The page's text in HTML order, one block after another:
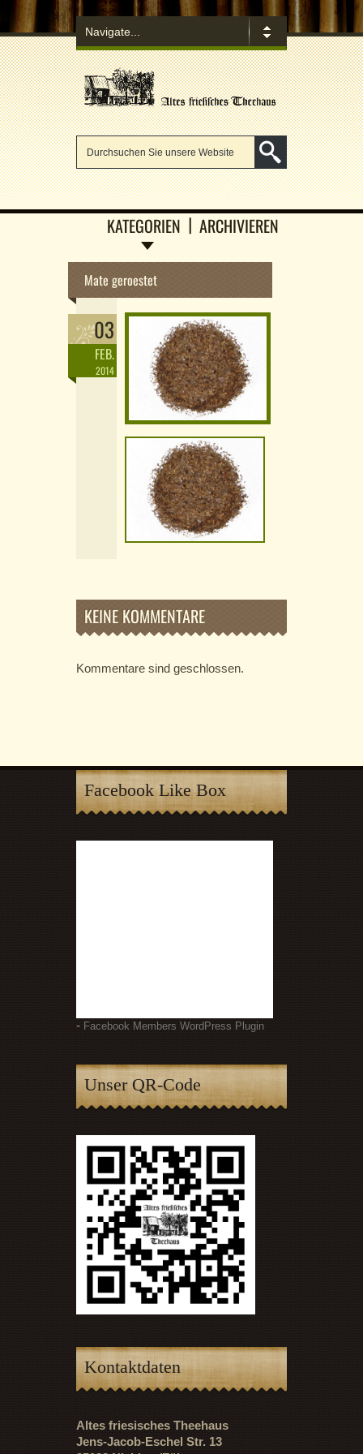
KATEGORIEN ARCHIVIEREN
Mate geroestet
03
FEB.
2014
KEINE KOMMENTARE
Kommentare sind geschlossen.
Facebook Like Box
- Facebook Members WordPress Plugin
Unser QR-Code
Kontaktdaten
Altes friesisches Theehaus
Jens-Jacob-Eschel Str. 13